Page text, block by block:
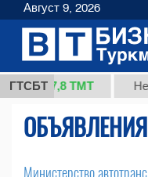
ГТСБТ
(кг.) 37,8 ТМТ
ОБЪЯВЛЕНИЯ
Министерство
Август 9, 2026